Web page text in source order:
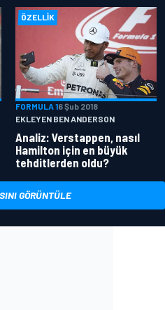
ÖZELLIK
FORMULA 16 Şub 2018
EKLEYEN BEN ANDERSON
Analiz: Verstappen, nasıl
Hamilton için en büyük
tehditlerden oldu?
GÖRÜNTÜLE